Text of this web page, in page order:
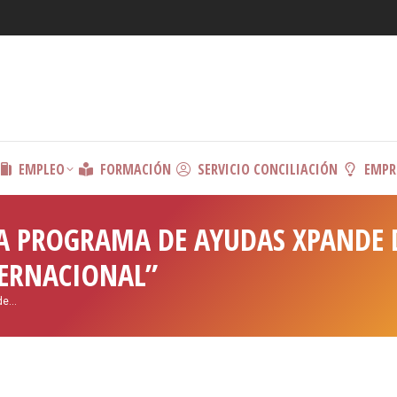
EMPLEO FORMACIÓN SERVICIO CONCILIACIÓN
PROGRAMA DE AYUDAS